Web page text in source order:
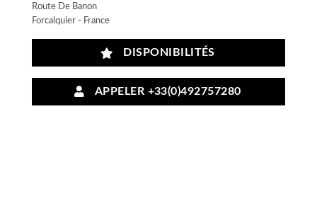
Route De Banon
Forcalquier - France
DISPONIBILITÉS
APPELER +33(0)492757280